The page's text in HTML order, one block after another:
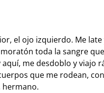
el ojo izquierdo. Me
toda la sangre
me desdoblo y viajo
que me rodean,
hermano.